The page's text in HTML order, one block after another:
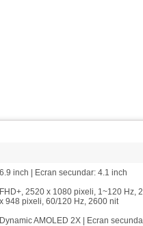
inch | Ecran secundar: 4.1 inch
2520 x 1080 pixeli, 1~120 Hz,
948 pixeli, 60/120 Hz, 2600 nit
AMOLED 2X | Ecran